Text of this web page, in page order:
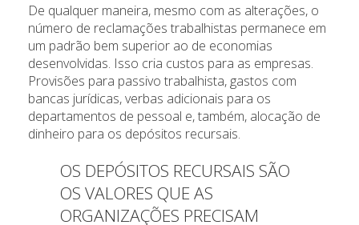
De qualquer maneira, mesmo com as alterações, o
número de reclamações trabalhistas permanece em
um padrão bem superior ao de economias
desenvolvidas. Isso cria custos para as empresas.
Provisões para passivo trabalhista, gastos com
bancas jurídicas, verbas adicionais para os
departamentos de pessoal e, também, alocação de
dinheiro para os depósitos recursais.
OS DEPÓSITOS RECURSAIS SÃO
OS VALORES QUE AS
ORGANIZAÇÕES PRECISAM